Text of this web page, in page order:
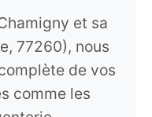
et sa
77260), nous
de vos
comme les